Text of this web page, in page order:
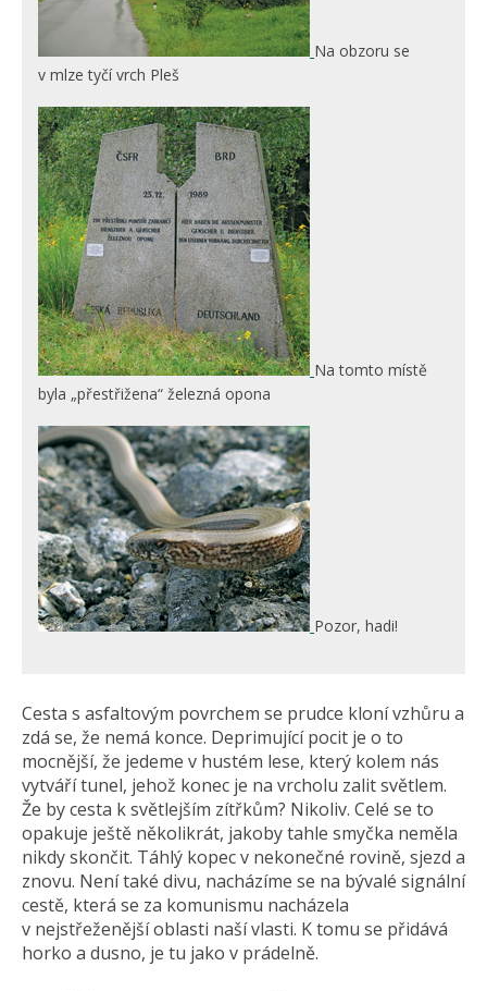
Na obzoru se
v mlze tyčí vrch Pleš
Na tomto místě
byla „přestřižena“ železná opona
Pozor, hadi!
Cesta s asfaltovým povrchem se prudce kloní vzhůru a
zdá se, že nemá konce. Deprimující pocit je o to
mocnější, že jedeme v hustém lese, který kolem nás
vytváří tunel, jehož konec je na vrcholu zalit světlem.
Že by cesta k světlejším zítřkům? Nikoliv. Celé se to
opakuje ještě několikrát, jakoby tahle smyčka neměla
nikdy skončit. Táhlý kopec v nekonečné rovině, sjezd a
znovu. Není také divu, nacházíme se na bývalé signální
cestě, která se za komunismu nacházela
v nejstřeženější oblasti naší vlasti. K tomu se přidává
horko a dusno, je tu jako v prádelně.